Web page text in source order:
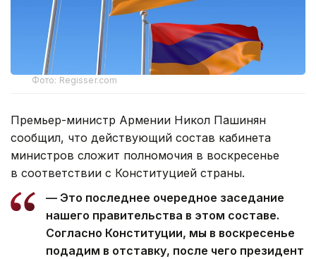
Фото: Regisser.com
Премьер-министр Армении Никол Пашинян
сообщил, что действующий состав кабинета
министров сложит полномочия в воскресенье
в соответствии с Конституцией страны.
— Это последнее очередное заседание
нашего правительства в этом составе.
Согласно Конституции, мы в воскресенье
подадим в отставку, после чего президент